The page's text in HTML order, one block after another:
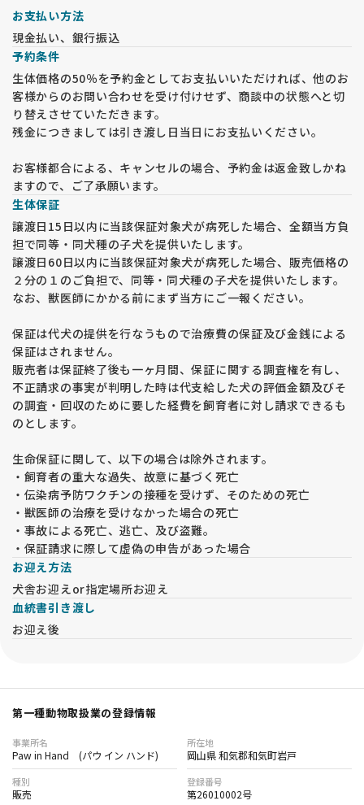
お支払い方法
現金払い、銀行振込
予約条件
生体価格の50％を予約金としてお支払いいただければ、他のお
客様からのお問い合わせを受け付けせず、商談中の状態へと切
り替えさせていただきます。
残金につきましては引き渡し日当日にお支払いください。
お客様都合による、キャンセルの場合、予約金は返金致しかね
ますので、ご了承願います。
生体保証
譲渡日15日以内に当該保証対象犬が病死した場合、全額当方負
担で同等・同犬種の子犬を提供いたします。
譲渡日60日以内に当該保証対象犬が病死した場合、販売価格の
２分の１のご負担で、同等・同犬種の子犬を提供いたします。
なお、獣医師にかかる前にまず当方にご一報ください。
保証は代犬の提供を行なうもので治療費の保証及び金銭による
保証はされません。
販売者は保証終了後も一ヶ月間、保証に関する調査権を有し、
不正請求の事実が判明した時は代支給した犬の評価金額及びそ
の調査・回収のために要した経費を飼育者に対し請求できるも
のとします。
生命保証に関して、以下の場合は除外されます。
・飼育者の重大な過失、故意に基づく死亡
・伝染病予防ワクチンの接種を受けず、そのための死亡
・獣医師の治療を受けなかった場合の死亡
・事故による死亡、逃亡、及び盗難。
・保証請求に際して虚偽の申告があった場合
お迎え方法
犬舎お迎えor指定場所お迎え
血統書引き渡し
お迎え後
第一種動物取扱業の登録情報
事業所名
Paw in Hand (パウ イン ハンド)
所在地
岡山県 和気郡和気町岩戸
種別
販売
登録番号
第26010002号